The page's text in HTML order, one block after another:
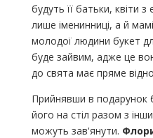
будуть її батьки, квіти
лише іменинниці, а й
молодої людини букет
буде зайвим, адже це
до свята має пряме
Прийнявши в подарунок
його на стіл разом з
можуть зав'янути.